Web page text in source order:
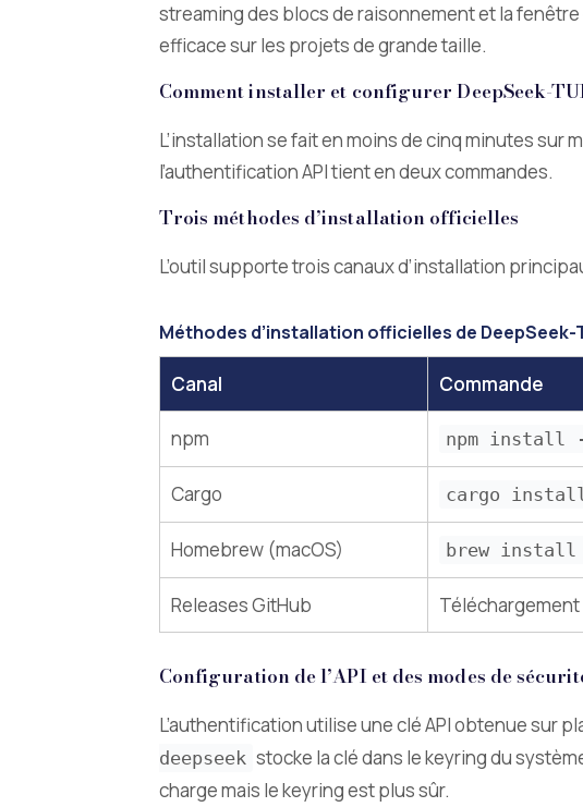
streaming des blocs de raisonnement et la
efficace sur les projets de grande taille.
Comment installer et configurer DeepSeek-
L’installation se fait en moins de cinq minutes
l’authentification API tient en deux commandes.
Trois méthodes d’installation officielles
L’outil supporte trois canaux d’installation
Méthodes d’installation officielles de DeepSeek-
Canal Commande
npm npm install
Cargo cargo
Homebrew (macOS) brew install
Releases GitHub Téléchargement
Configuration de l’API et des modes de
L’authentification utilise une clé API obtenue sur
deepseek stocke la clé dans le keyring du
charge mais le keyring est plus sûr.